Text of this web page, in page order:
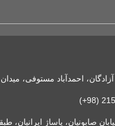
احمدآباد مستوفی،
پاساژ ایرانیان، طبقه ۲، پلاک